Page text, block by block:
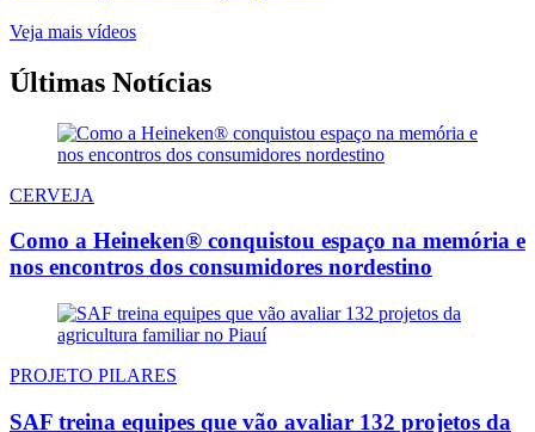
Veja mais vídeos
Últimas Notícias
CERVEJA
Como a Heineken® conquistou espaço na memória e
nos encontros dos consumidores nordestino
PROJETO PILARES
SAF treina equipes que vão avaliar 132 projetos da